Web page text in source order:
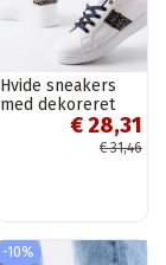
Hvide sneakers
med dekoreret
overdel Sauriol
€ 28,31
€ 31,46
-10%